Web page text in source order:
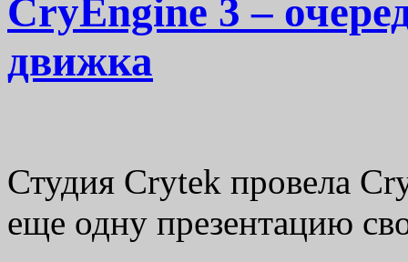
CryEngine 3 –
движка
Студия Crytek провела
еще одну презентацию